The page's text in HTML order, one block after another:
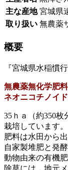
主な産地 宮城県
取り扱い 無農薬
概要
『宮城県水稲
無農薬無化学肥料
ネオニコチノイ
35ｈａ（約350
栽培しています。
肥料は水田から
自家製堆肥と発
動物由来の有機
除草には，地元